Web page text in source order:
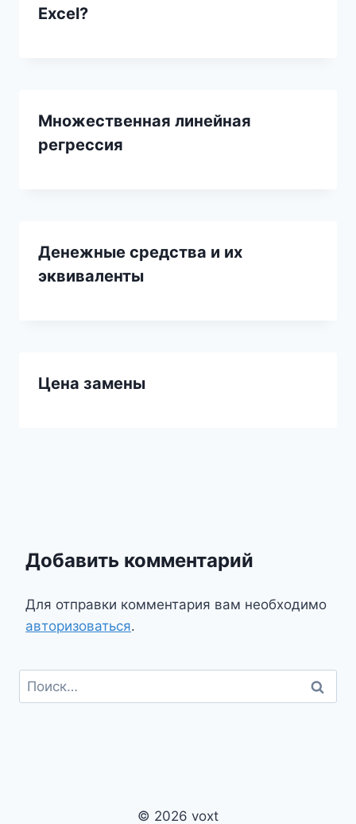
Excel?
Множественная линейная
регрессия
Денежные средства и их
эквиваленты
Цена замены
Добавить комментарий
Для отправки комментария вам необходимо
авторизоваться.
Найти:
© 2026 voxt